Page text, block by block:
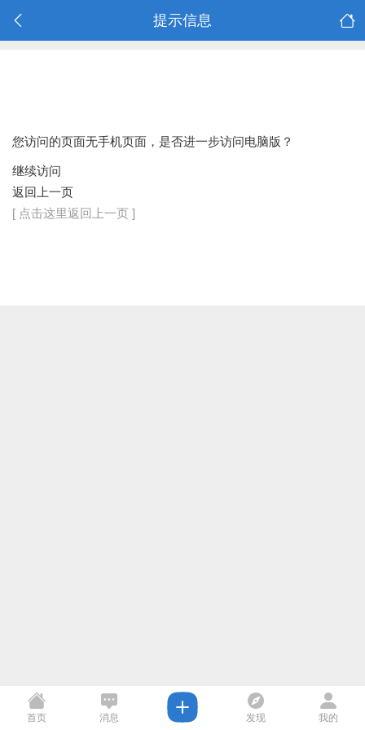
提示信息
您访问的页面无手机页面，是否进一步访问电脑版？
继续访问
返回上一页
[ 点击这里返回上一页 ]
首页 消息 发现 我的